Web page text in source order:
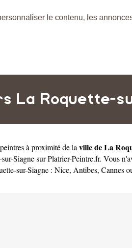
le contenu, les
La Roquette-
à proximité de la ville de La
Siagne sur Platrier-Peintre.fr. Vous
sur-Siagne : Nice, Antibes, Cannes